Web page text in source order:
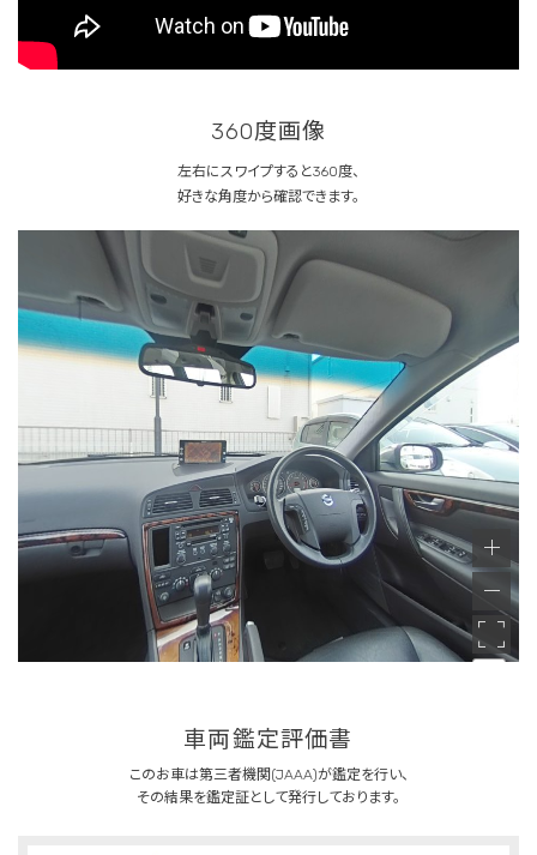
360度画像
左右にスワイプすると360度、
好きな角度から確認できます。
車両鑑定評価書
このお車は第三者機関(JAAA)が鑑定を行い、
その結果を鑑定証として発行しております。